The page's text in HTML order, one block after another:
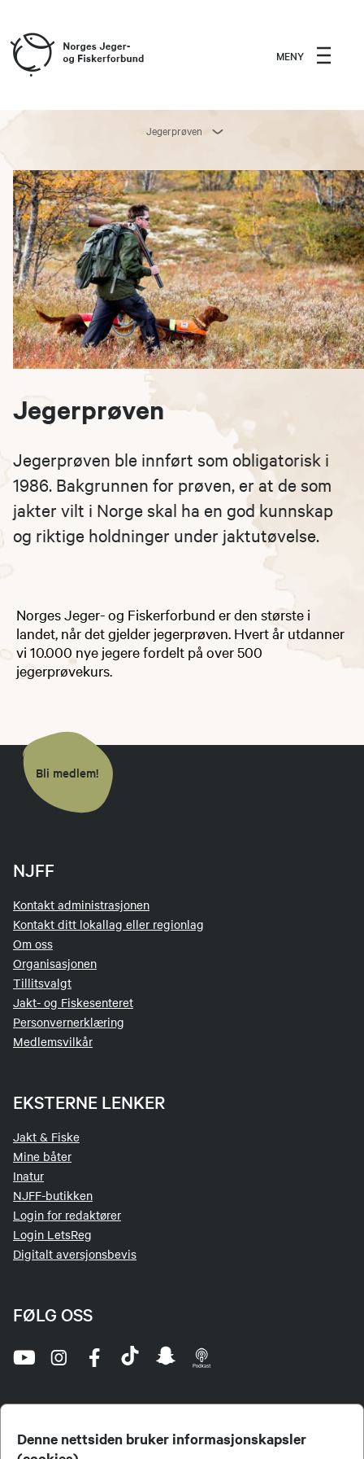
Denne nettsiden bruker informasjonskapsler
MENY
Jegerprøven
Jegerprøven
Jegerprøven ble innført som obligatorisk i
1986. Bakgrunnen for prøven, er at de som
jakter vilt i Norge skal ha en god kunnskap
og riktige holdninger under jaktutøvelse.
Norges Jeger- og Fiskerforbund er den største i
landet, når det gjelder jegerprøven. Hvert år utdanner
vi 10.000 nye jegere fordelt på over 500
jegerprøvekurs.
Bli medlem!
NJFF
Kontakt administrasjonen
Kontakt ditt lokallag eller regionlag
Om oss
Organisasjonen
Tillitsvalgt
Jakt- og Fiskesenteret
Personvernerklæring
Medlemsvilkår
EKSTERNE LENKER
Jakt & Fiske
Mine båter
Inatur
NJFF-butikken
Login for redaktører
Login LetsReg
Digitalt aversjonsbevis
FØLG OSS